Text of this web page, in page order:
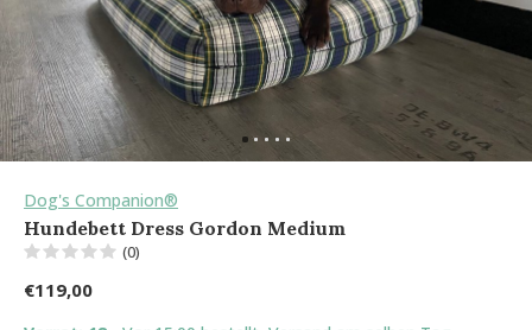
Dog's Companion®
Hundebett Dress Gordon Medium
(0)
€119,00